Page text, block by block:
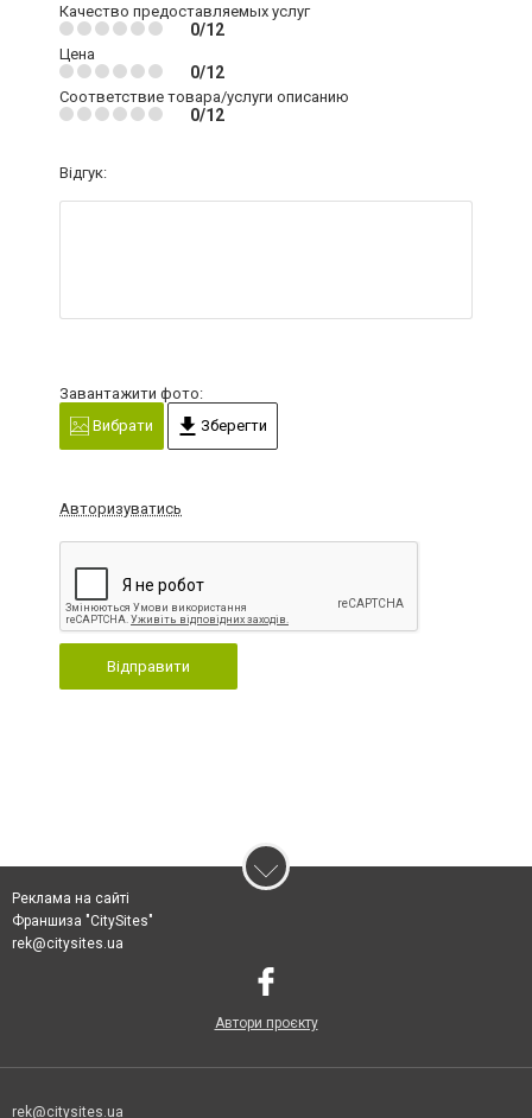
Качество предоставляемых услуг
0/12
Цена
0/12
Соответствие товара/услуги описанию
0/12
Відгук:
Завантажити фото:
Вибрати
Зберегти
Авторизуватись
Відправити
Реклама на сайті
Франшиза "CitySites"
rek@citysites.ua
Автори проєкту
rek@citysites.ua